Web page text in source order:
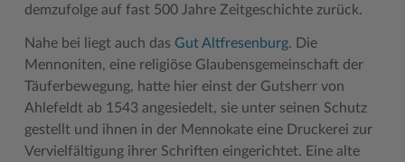
demzufolge auf fast 500 Jahre Zeitgeschichte zurück.
Nahe bei liegt auch das Gut Altfresenburg. Die
Mennoniten, eine religiöse Glaubensgemeinschaft der
Täuferbewegung, hatte hier einst der Gutsherr von
Ahlefeldt ab 1543 angesiedelt, sie unter seinen Schutz
gestellt und ihnen in der Mennokate eine Druckerei zur
Vervielfältigung ihrer Schriften eingerichtet. Eine alte